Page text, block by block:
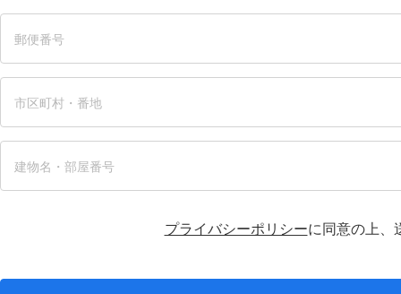
プライバシーポリシーに同意の上、